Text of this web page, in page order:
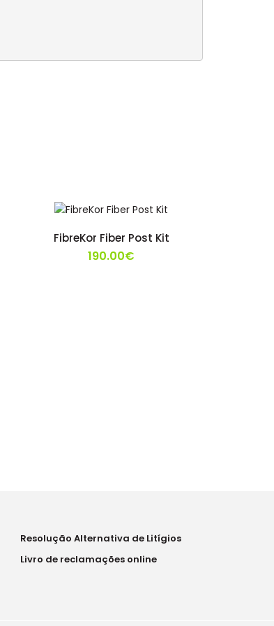
FibreKor Fiber Post Kit
190.00€
Resolução Alternativa de Litígios
Livro de reclamações online